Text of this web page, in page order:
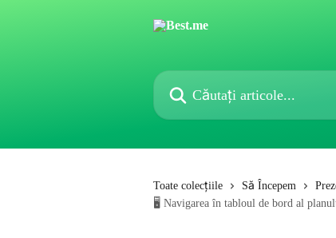
Căutați articole...
Toate colecțiile Să Începem
🖥️ Navigarea în tabloul de bord al